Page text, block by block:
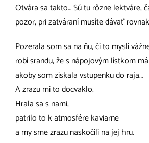
Otvára sa takto… Sú tu rôzne lektváre,
pozor, pri zatváraní musíte dávať
Pozerala som sa na ňu, či to myslí
robí srandu, že s nápojovým lístkom
akoby som získala vstupenku do raja…
A zrazu mi to docvaklo.
Hrala sa s nami,
patrilo to k atmosfére kaviarne
a my sme zrazu naskočili na jej hru.